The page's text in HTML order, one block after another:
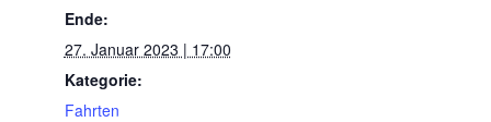
Ende:
27. Januar 2023 | 17:00
Kategorie:
Fahrten